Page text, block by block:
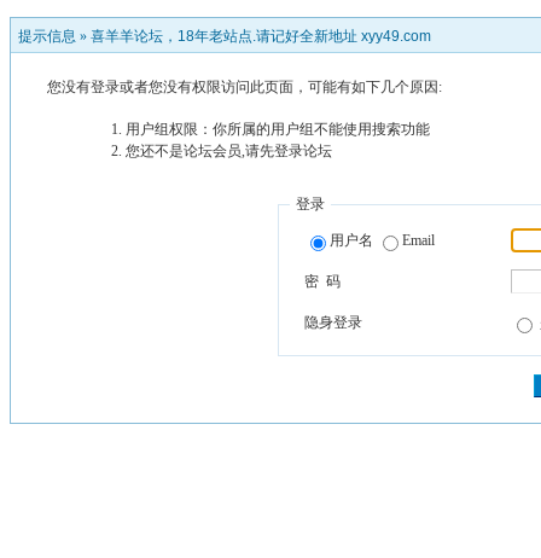
提示信息 » 喜羊羊论坛，18年老站点.请记好全新地址 xyy49.com
您没有登录或者您没有权限访问此页面，可能有如下几个原因:
用户组权限：你所属的用户组不能使用搜索功能
您还不是论坛会员,请先登录论坛
登录
用户名 Email
密 码
隐身登录